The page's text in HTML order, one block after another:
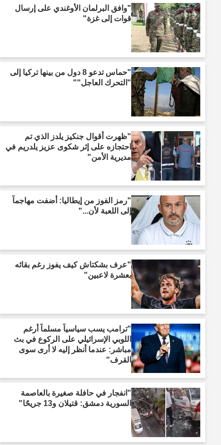
"وافق البرلمان الأوغندي على إرسال
قوات إلى غزة"
"حماس تدعو 8 دول من بينها تركيا إلى
"التحرك العاجل""
"ظهرت أقوال جنكيز يلدز الذي تم
احتجازه على إثر شكوى عزيز يلدريم في
مديرية الأمن"
"رمز الفوز من إيطاليا: أضفت مهاجماً
إلى اللعبة لأن..."
"عرف بشكتاش كيف يفوز رغم بقائه
بعشرة لاعبين"
"ترامب يسب سياسياً مسلماً أرغم
اللوبي الإسرائيلي على الركوع في بث
مباشر: عندما أنظر إليه لا أرى سوى
القرف"
"انفجار في حافلة صغيرة بالعاصمة
السورية دمشق: قتيلان و13 جريحًا"